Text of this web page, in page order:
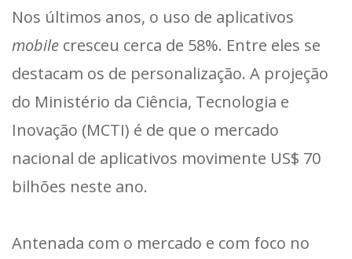
Nos últimos anos, o uso de aplicativos
mobile cresceu cerca de 58%. Entre eles se
destacam os de personalização. A projeção
do Ministério da Ciência, Tecnologia e
Inovação (MCTI) é de que o mercado
nacional de aplicativos movimente US$ 70
bilhões neste ano.
Antenada com o mercado e com foco no